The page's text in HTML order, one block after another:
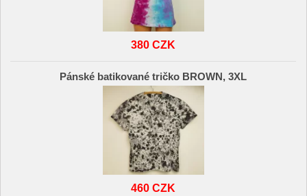
380 CZK
Pánské batikované tričko BROWN, 3XL
460 CZK